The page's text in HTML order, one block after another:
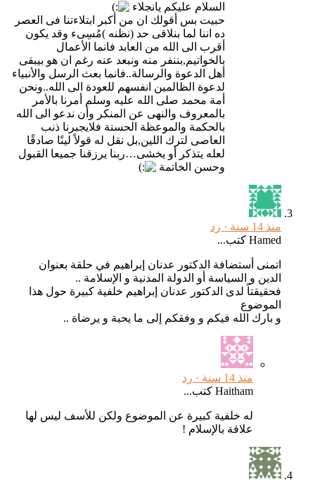
السلام عليكم يانجلاء
حبيت بس أقولك ان من أكبر ابتلاءتنا فى العصر
ده اننا لما بنلاقى حد (نظنه )مُسِىء وقد يكون
أقرب الى الله من العابد فانما الأعمال
بالخواتيم,بننفر منه ونبعد عنه رغم ان هو بيبقى
أهل الدعوة والرسالة..فانما بعث الرسل والأنبياء
لدعوة الظالمين انفسهم للعودة الى الله..ونحن
أمة محمد صلى الله عليه وسلم أمرنا بالأمر
بالمعروف والنهى عن المنكر وأن ندعو الى الله
بالحكمة والموعظة الحسنة فلايجبرنا ذنب
العاصى لترك اللين,بل نقل له قولاً لينًا صادقًا
لعله يتذكر أو يخشى…ربنا يرزقنا جميعا القبول
وحسن الخاتمة
رد
Hamed كتب...
اتمنى أستضافة الدكتور عدنان إبراهيم في حلقة بعنوان
الدين و السياسة أو الدولة المدنية و الإسلامة ..
فحقيقتاً لدى الدكتور عدنان إبراهيم خلفية كبيرة حول هذا
الموضوع
و بارك الله فيكم و وفقكم إلى ما يحبة و يرضاة ..
رد
Haitham كتب...
له خلفية كبيرة عن الموضوع ولكن للأسف ليس لها
علاقة بالإسلام !